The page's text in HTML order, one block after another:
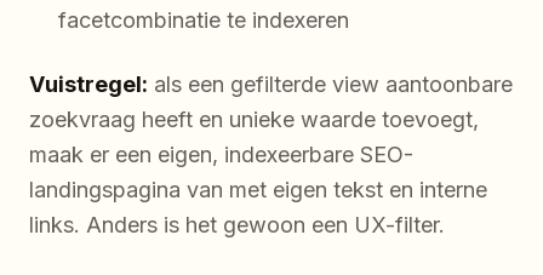
facetcombinatie te indexeren
Vuistregel: als een gefilterde view aantoonbare
zoekvraag heeft en unieke waarde toevoegt,
maak er een eigen, indexeerbare SEO-
landingspagina van met eigen tekst en interne
links. Anders is het gewoon een UX-filter.